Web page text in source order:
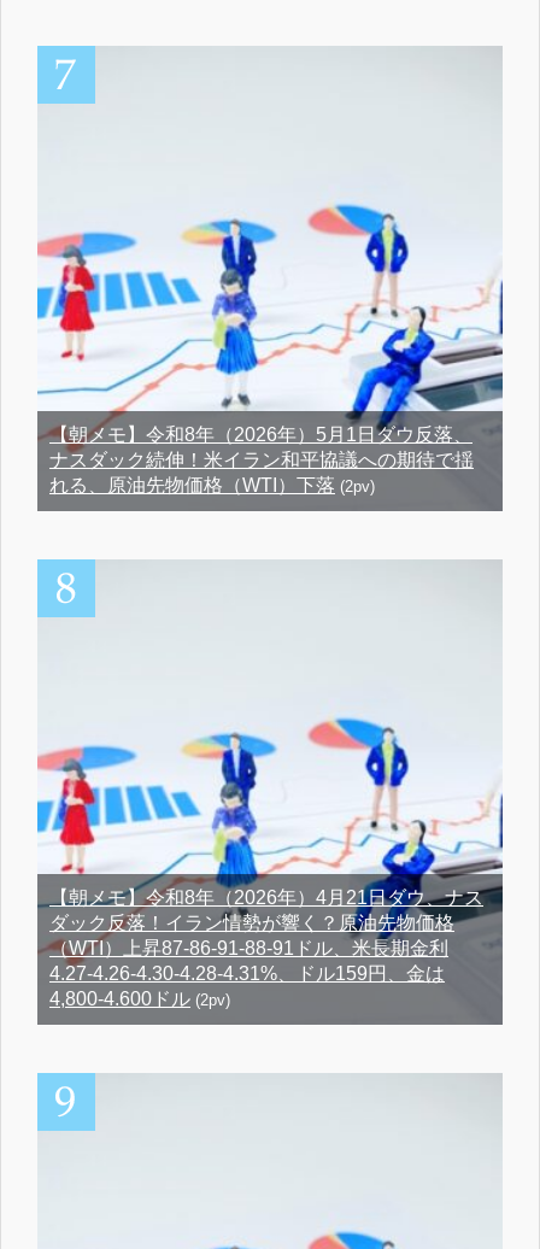
【朝メモ】令和8年（2026年）5月1日ダウ反落、
ナスダック続伸！米イラン和平協議への期待で揺
れる、原油先物価格（WTI）下落 (2pv)
【朝メモ】令和8年（2026年）4月21日ダウ、ナス
ダック反落！イラン情勢が響く？原油先物価格
（WTI）上昇87-86-91-88-91ドル、米長期金利
4.27-4.26-4.30-4.28-4.31%、ドル159円、金は
4,800-4.600ドル (2pv)